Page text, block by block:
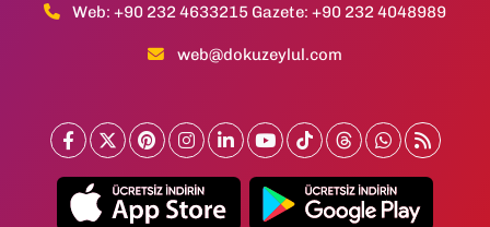
Web: +90 232 4633215 Gazete: +90 232 4048989
web@dokuzeylul.com